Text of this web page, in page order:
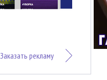
Заказать рекламу